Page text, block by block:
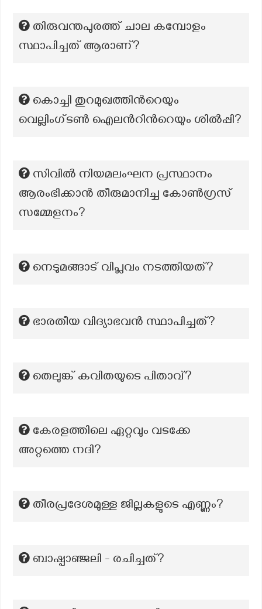
തിരുവന്തപുരത്ത് ചാല കമ്പോളം
സ്ഥാപിച്ചത് ആരാണ്?
കൊച്ചി തുറമുഖത്തിന്‍റെയും
വെല്ലിംഗ്ടണ്‍ ഐലന്‍റിന്‍റെയും ശില്‍പ്പി?
സിവിൽ നിയമലംഘന പ്രസ്ഥാനം
ആരംഭിക്കാൻ തീരുമാനിച്ച കോൺഗ്രസ്
സമ്മേളനം?
നെടുമങ്ങാട് വിപ്ലവം നടത്തിയത്?
ഭാരതീയ വിദ്യാഭവൻ സ്ഥാപിച്ചത്?
തെലുങ്ക് കവിതയുടെ പിതാവ്?
കേരളത്തിലെ ഏറ്റവും വടക്കേ
അറ്റത്തെ നദി?
തീരപ്രദേശമുള്ള ജില്ലകളുടെ എണ്ണം?
ബാഷ്പാഞ്ജലി - രചിച്ചത്?